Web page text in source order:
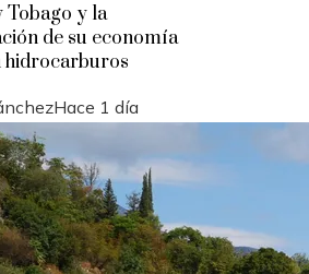
Tobago y la
de su economía
hidrocarburos
Hace 1 día